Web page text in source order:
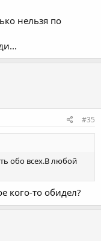
нельзя по
#35
обо всех.В любой
кого-то обидел?